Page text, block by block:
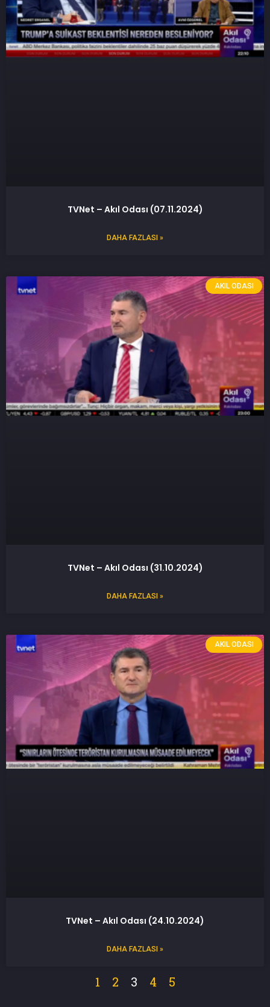
TVNet – Akıl Odası (07.11.2024)
DAHA FAZLASI »
AKIL ODASI
TVNet – Akıl Odası (31.10.2024)
DAHA FAZLASI »
AKIL ODASI
TVNet – Akıl Odası (24.10.2024)
DAHA FAZLASI »
1 2 3 4 5